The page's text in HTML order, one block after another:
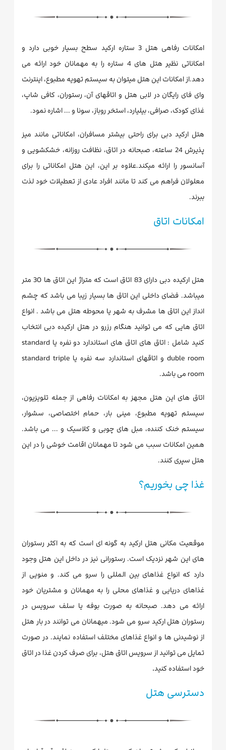
امکانات رفاهی هتل 3 ستاره ارکید سطح بسیار خوبی دارد و
امکاناتی نظیر هتل های 4 ستاره را به مهمانان خود ارائه می
دهد.از امکانات این هتل میتوان به سیستم تهویه مطبوع، اینترنت
وای فای رایگان در لابی هتل و اتاقهای آن، رستوران، کافی شاپ،
غذای کودک، صرافی، بیلیارد، استخر روباز، سونا و ... اشاره نمود.
هتل ارکید دبی برای راحتی بیشتر مسافران، امکاناتی مانند میز
پذیرش 24 ساعته، صبحانه در اتاق، نظافت روزانه، خشکشویی و
آسانسور را ارائه میکند.علاوه بر این، این هتل امکاناتی را برای
معلولان فراهم می کند تا مانند افراد عادی از تعطیلات خود لذت
ببرند.
امکانات اتاق
هتل ارکیده دبی دارای 83 اتاق است که متراژ این اتاق ها 30 متر
میباشد. فضای داخلی این اتاق ها بسیار زیبا می باشد که چشم
انداز این اتاق ها مشرف به شهر یا محوطه هتل می باشد . انواع
اتاق هایی که می توانید هنگام رزرو در هتل ارکیده دبی انتخاب
کنید شامل : اتاق های اتاق های استاندارد دو نفره یا standard
duble room و اتاقهای استاندارد سه نفره یا standard triple
room می باشد.
اتاق های این هتل مجهز به امکانات رفاهی از جمله تلویزیون،
سیستم تهویه مطبوع، مینی بار، حمام اختصاصی، سشوار،
سیستم خنک کننده، مبل های چوبی و کلاسیک و ... می باشد.
همین امکانات سبب می شود تا مهمانان اقامت خوشی را در این
هتل سپری کنند.
غذا چی بخوریم؟
موقعیت مکانی هتل ارکید به گونه ای است که به اکثر رستوران
های این شهر نزدیک است. رستورانی نیز در داخل این هتل وجود
دارد که انواع غذاهای بین المللی را سرو می کند. و منویی از
غذاهای دریایی و غذاهای محلی را به مهمانان و مشتریان خود
ارائه می دهد. صبحانه به صورت بوفه یا سلف سرویس در
رستوران هتل ارکید سرو می شود. میهمانان می توانند در بار هتل
از نوشیدنی ها و انواع غذاهای مختلف استفاده نمایند. در صورت
تمایل می توانید از سرویس اتاق هتل، برای صرف کردن غذا در اتاق
خود استفاده کنید.
دسترسی هتل